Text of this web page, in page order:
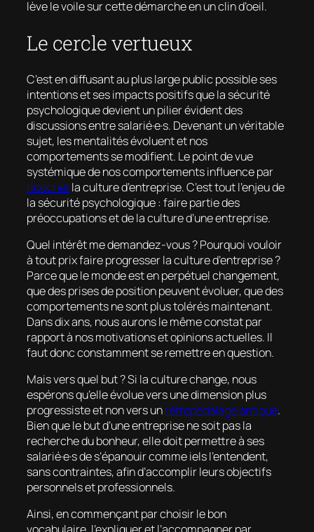
lève le voile sur cette démarche en un clin d’oeil.
Le cercle vertueux
C’est en diffusant au plus large public possible ses
intentions et ses impacts positifs que la sécurité
psychologique devient un pilier évident des
discussions entre salarié·e·s. Devenant un véritable
sujet, les mentalités évoluent et nos
comportements se modifient. Le point de vue
systémique de nos comportements influence par
ricochetla culture d’entreprise. C’est tout l’enjeu de
la sécurité psychologique : faire partie des
préoccupations et de la culture d’une entreprise.
Quel intérêt me demandez-vous ? Pourquoi vouloir
à tout prix faire progresser la culture d’entreprise ?
Parce que le monde est en perpétuel changement,
que des prises de position peuvent évoluer, que des
comportements ne sont plus tolérés maintenant.
Dans dix ans, nous aurons le même constat par
rapport à nos motivations et opinions actuelles. Il
faut donc constamment se remettre en question.
Mais vers quel but ? Si la culture change, nous
espérons qu’elle évolue vers une dimension plus
progressiste et non vers unrétropédalage antique.
Bien que le but d’une entreprise ne soit pas la
recherche du bonheur, elle doit permettre à ses
salarié·e·s de s’épanouir comme iels l’entendent,
sans contraintes, afin d’accomplir leurs objectifs
personnels et professionnels.
Ainsi, en commençant par choisir le bon